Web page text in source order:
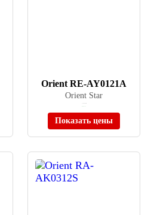
Orient RE-AY0121A
Orient Star
Показать цены